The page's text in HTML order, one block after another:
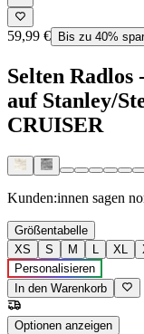
59,99 € Bis zu 40%
Selten
auf Stanley/
CRUISER
Kunden:innen sagen
Größentabelle
XS
S M L XL
Personalisieren
In den Warenkorb
Optionen anzeigen